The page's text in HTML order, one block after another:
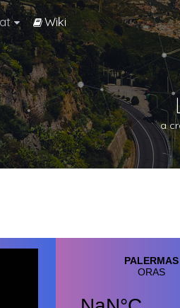
Wiki
a